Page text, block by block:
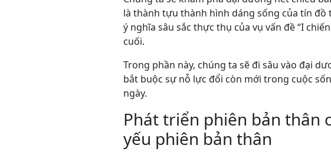
là thành tựu thành hình dáng sống của tín
ý nghĩa sâu sắc thực thụ của vụ vấn đề “I
cuối.
Trong phần này, chúng ta sẽ đi sâu vào đại
bắt buộc sự nỗ lực đổi còn mới trong cuộc
ngày.
Phát triển phiên bản thân
yếu phiên bản thân